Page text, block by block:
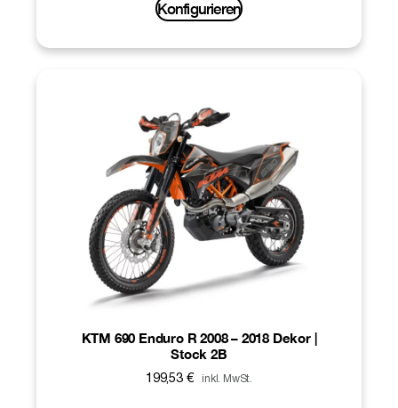
Konfigurieren
KTM 690 Enduro R 2008 – 2018 Dekor |
Stock 2B
199,53 € inkl. MwSt.